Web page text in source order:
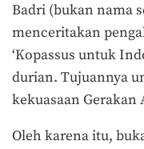
Badri (bukan nama
menceritakan
‘Kopassus untuk
durian. Tujuannya
kekuasaan Gerakan
Oleh karena itu,